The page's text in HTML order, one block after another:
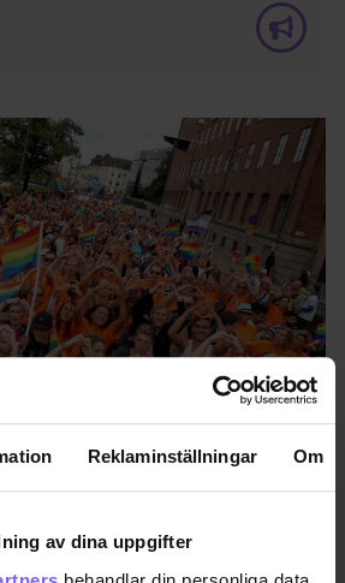
Reklaminställningar Om
av dina uppgifter